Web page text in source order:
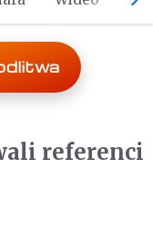
referenci